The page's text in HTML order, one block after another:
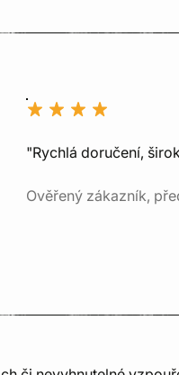
"Rychlá doručení,
Ověřený zákazník,